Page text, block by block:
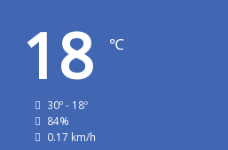
18 ℃
30º - 18º
84%
0.17 km/h